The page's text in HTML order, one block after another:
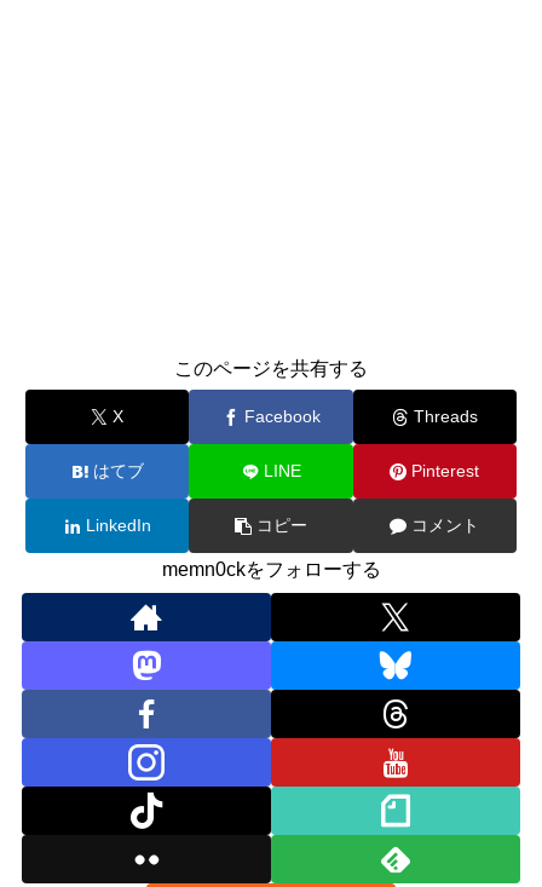
このページを共有する
X Facebook Threads
はてブ LINE Pinterest
LinkedIn コピー コメント
memn0ckをフォローする